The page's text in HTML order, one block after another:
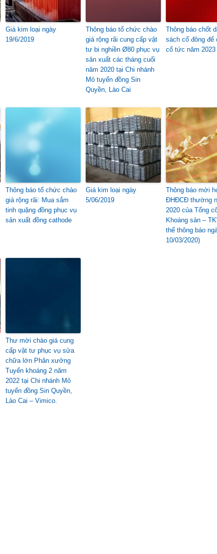
Giá kim loại ngày
19/6/2019
Thông báo tổ chức chào
giá rộng rãi cung cấp vật
tư bi nghiền Ø80 phục vụ
sản xuất các tháng cuối
năm 2020 tại Chi nhánh
Mỏ tuyển đồng Sin
Quyền, Lào Cai
Thông báo chốt
sách cổ đông để
cổ tức năm 2023
Thông báo tổ chức chào
giá rộng rãi: Mua sắm
tinh quặng đồng phục vụ
sản xuất đồng cathode
Giá kim loại ngày
5/06/2019
Thông báo mời
ĐHĐCĐ thường
2020 của Tổng
Khoáng sản –
thế thông báo
10/03/2020)
Thư mời chào giá cung
cấp vật tư phục vụ sửa
chữa lớn Phân xưởng
Tuyển khoáng 2 năm
2022 tại Chi nhánh Mỏ
tuyển đồng Sin Quyền,
Lào Cai – Vimico.